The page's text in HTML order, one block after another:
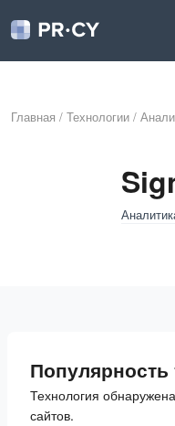
Главная / Технологии /
Технология
сайтов.